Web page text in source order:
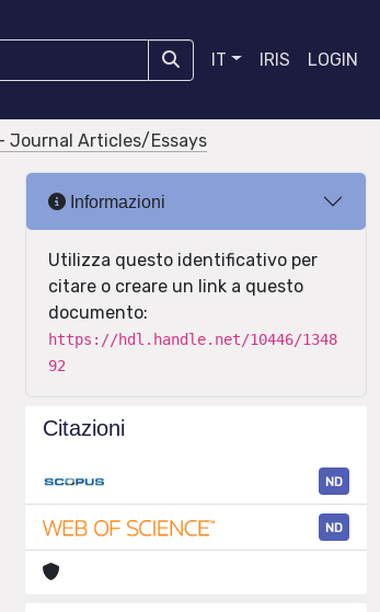
IT IRIS LOGIN
Journal Articles/Essays
Informazioni
Utilizza questo identificativo per
citare o creare un link a questo
documento:
https://hdl.handle.net/10446/1348
92
Citazioni
ND
ND